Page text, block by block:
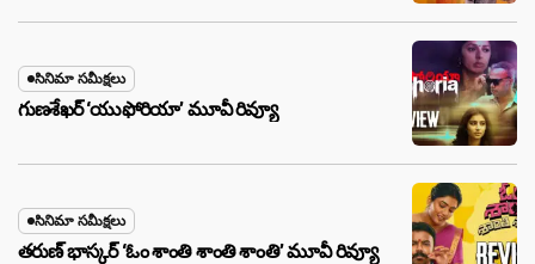
సినిమా సమీక్షలు
గుణశేఖర్ ‘యుఫోరియా’ మూవీ రివ్యూ
సినిమా సమీక్షలు
తరుణ్ భాస్కర్ ‘ఓం శాంతి శాంతి శాంతి’ మూవీ రివ్యూ